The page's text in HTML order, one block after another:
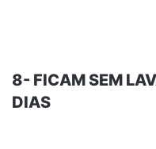
8- FICAM SEM
DIAS